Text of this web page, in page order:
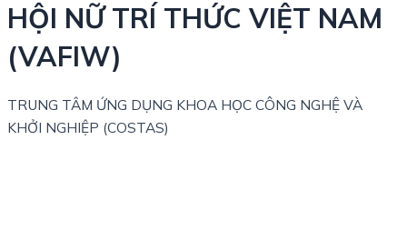
HỘI NỮ TRÍ THỨC VIỆT NAM
(VAFIW)
TRUNG TÂM ỨNG DỤNG KHOA HỌC CÔNG NGHỆ VÀ
KHỞI NGHIỆP (COSTAS)